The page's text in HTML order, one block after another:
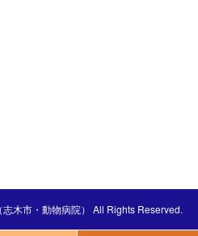
木市・動物病院） All Rights Reserved.